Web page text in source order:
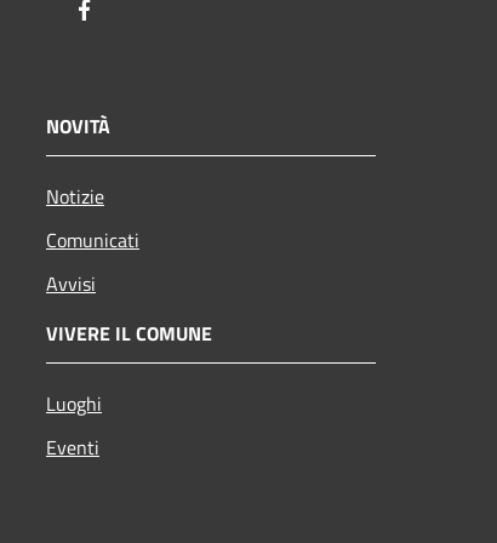
NOVITÀ
Notizie
Comunicati
Avvisi
VIVERE IL COMUNE
Luoghi
Eventi